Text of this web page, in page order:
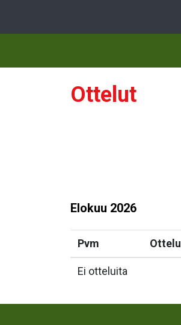
Ottelut
Elokuu 2026
Pvm Ottelu
Ei otteluita